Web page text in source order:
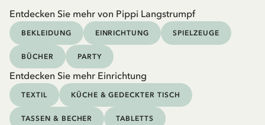
Entdecken Sie mehr von Pippi Langstrumpf
BEKLEIDUNG EINRICHTUNG SPIELZEUGE
BÜCHER PARTY
Entdecken Sie mehr Einrichtung
TEXTIL KÜCHE & GEDECKTER TISCH
TASSEN & BECHER TABLETTS